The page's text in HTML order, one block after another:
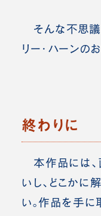
そんな不思議
リー・ハーンの
終わりに
本作品には、
いし、どこかに
い。作品を手に